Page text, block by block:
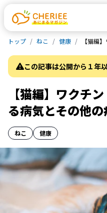
トップ ねこ 健康 【猫編
この記事は公開から１年
【猫編】ワクチ
る病気とその他
ねこ 健康